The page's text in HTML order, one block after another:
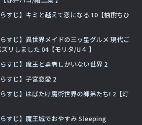
すじ】キミと越えて恋になる 10【柚樹ちひ
すじ】異世界メイドの三ッ星グルメ 現代ご
リしました 04【モリタ/U４ 】
すじ】魔王と勇者しかいない世界 2
すじ】子宮恋愛 2
すじ】はばたけ魔術世界の師弟たち! 2【灯
すじ】魔王城でおやすみ Sleeping